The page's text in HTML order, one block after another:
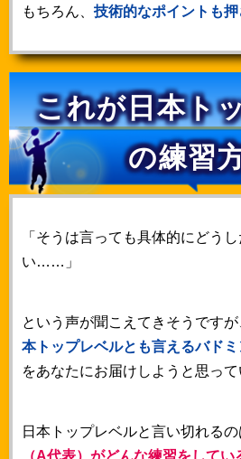
もちろん、 技術的なポイントも押
これが日本ト
の練習
「そうは言っても具体的にどう
い……」
という声が聞こえてきそうですが
本トップレベルとも言えるバド
をあなたにお届けしようと思って
日本トップレベルと言い切れるの
（A代表）がどんな練習をして